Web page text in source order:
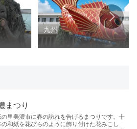
九州
まつり
の里美濃市に春の訪れを告げるまつりです。十
の和紙を花びらのように飾り付けた花みこし